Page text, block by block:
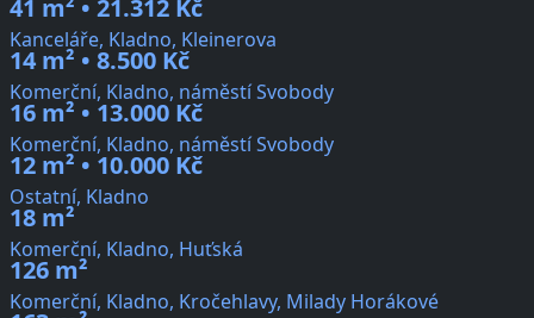
41 m² • 21.312 Kč
Kanceláře, Kladno, Kleinerova
14 m² • 8.500 Kč
Komerční, Kladno, náměstí Svobody
16 m² • 13.000 Kč
Komerční, Kladno, náměstí Svobody
12 m² • 10.000 Kč
Ostatní, Kladno
18 m²
Komerční, Kladno, Huťská
126 m²
Komerční, Kladno, Kročehlavy, Milady Horákové